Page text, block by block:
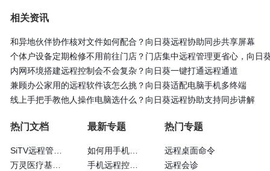
相关资讯
和异地伙伴协作核对文件如何配合？向日葵远程协助同步共享屏幕
个体户设备定期检修不用前往门店？门店集中远程管理更省心，向日
内网环境搭建远程控制会不会复杂？向日葵一键打通远程通道
兼顾办公家用的远程软件该怎么挑？向日葵适配电脑手机多终端
线上手把手教他人操作电脑选什么？向日葵远程协助支持同步讲解
热门文档
万灵医疗基于向日葵的眼科远程诊断系统
最新专题 热门专题
远程桌面命令
远程会诊